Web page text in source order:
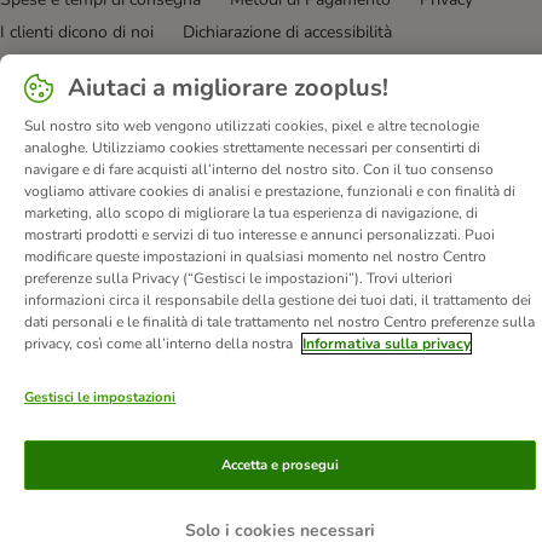
I clienti dicono di noi
Dichiarazione di accessibilità
© zooplus SE 2026
Aiutaci a migliorare zooplus!
Sul nostro sito web vengono utilizzati cookies, pixel e altre tecnologie
analoghe. Utilizziamo cookies strettamente necessari per consentirti di
navigare e di fare acquisti all’interno del nostro sito. Con il tuo consenso
vogliamo attivare cookies di analisi e prestazione, funzionali e con finalità di
marketing, allo scopo di migliorare la tua esperienza di navigazione, di
mostrarti prodotti e servizi di tuo interesse e annunci personalizzati. Puoi
modificare queste impostazioni in qualsiasi momento nel nostro Centro
preferenze sulla Privacy (“Gestisci le impostazioni”). Trovi ulteriori
informazioni circa il responsabile della gestione dei tuoi dati, il trattamento dei
dati personali e le finalità di tale trattamento nel nostro Centro preferenze sulla
privacy, così come all’interno della nostra Informativa sulla privacy
Gestisci le impostazioni
Solo i cookies necessari
Accetta e prosegui